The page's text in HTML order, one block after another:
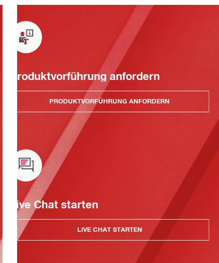
Produktvorführung anfordern
PRODUKTVORFÜHRUNG ANFORDERN
Live Chat starten
LIVE CHAT STARTEN